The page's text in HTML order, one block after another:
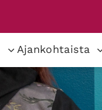
Ajankohtaista